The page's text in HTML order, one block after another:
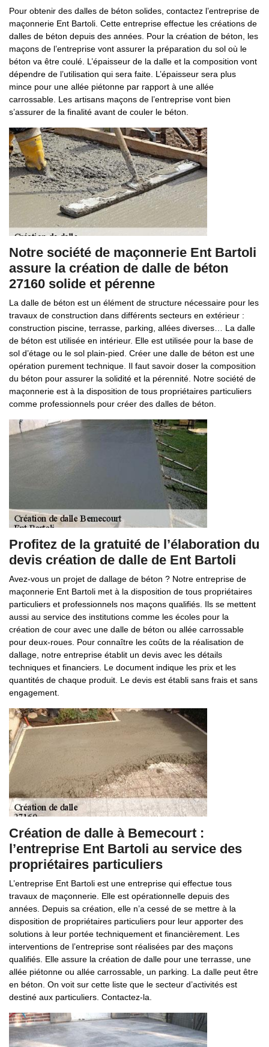
Pour obtenir des dalles de béton solides, contactez l’entreprise de
maçonnerie Ent Bartoli. Cette entreprise effectue les créations de
dalles de béton depuis des années. Pour la création de béton, les
maçons de l’entreprise vont assurer la préparation du sol où le
béton va être coulé. L’épaisseur de la dalle et la composition vont
dépendre de l’utilisation qui sera faite. L’épaisseur sera plus
mince pour une allée piétonne par rapport à une allée
carrossable. Les artisans maçons de l’entreprise vont bien
s’assurer de la finalité avant de couler le béton.
Notre société de maçonnerie Ent Bartoli
assure la création de dalle de béton
27160 solide et pérenne
La dalle de béton est un élément de structure nécessaire pour les
travaux de construction dans différents secteurs en extérieur :
construction piscine, terrasse, parking, allées diverses… La dalle
de béton est utilisée en intérieur. Elle est utilisée pour la base de
sol d’étage ou le sol plain-pied. Créer une dalle de béton est une
opération purement technique. Il faut savoir doser la composition
du béton pour assurer la solidité et la pérennité. Notre société de
maçonnerie est à la disposition de tous propriétaires particuliers
comme professionnels pour créer des dalles de béton.
Profitez de la gratuité de l’élaboration du
devis création de dalle de Ent Bartoli
Avez-vous un projet de dallage de béton ? Notre entreprise de
maçonnerie Ent Bartoli met à la disposition de tous propriétaires
particuliers et professionnels nos maçons qualifiés. Ils se mettent
aussi au service des institutions comme les écoles pour la
création de cour avec une dalle de béton ou allée carrossable
pour deux-roues. Pour connaître les coûts de la réalisation de
dallage, notre entreprise établit un devis avec les détails
techniques et financiers. Le document indique les prix et les
quantités de chaque produit. Le devis est établi sans frais et sans
engagement.
Création de dalle à Bemecourt :
l’entreprise Ent Bartoli au service des
propriétaires particuliers
L’entreprise Ent Bartoli est une entreprise qui effectue tous
travaux de maçonnerie. Elle est opérationnelle depuis des
années. Depuis sa création, elle n’a cessé de se mettre à la
disposition de propriétaires particuliers pour leur apporter des
solutions à leur portée techniquement et financièrement. Les
interventions de l’entreprise sont réalisées par des maçons
qualifiés. Elle assure la création de dalle pour une terrasse, une
allée piétonne ou allée carrossable, un parking. La dalle peut être
en béton. On voit sur cette liste que le secteur d’activités est
destiné aux particuliers. Contactez-la.